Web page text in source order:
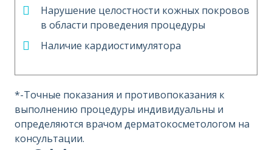
Нарушение целостности кожных покровов
в области проведения процедуры
Наличие кардиостимулятора
*-Точные показания и противопоказания к
выполнению процедуры индивидуальны и
определяются врачом дерматокосметологом на
консультации.